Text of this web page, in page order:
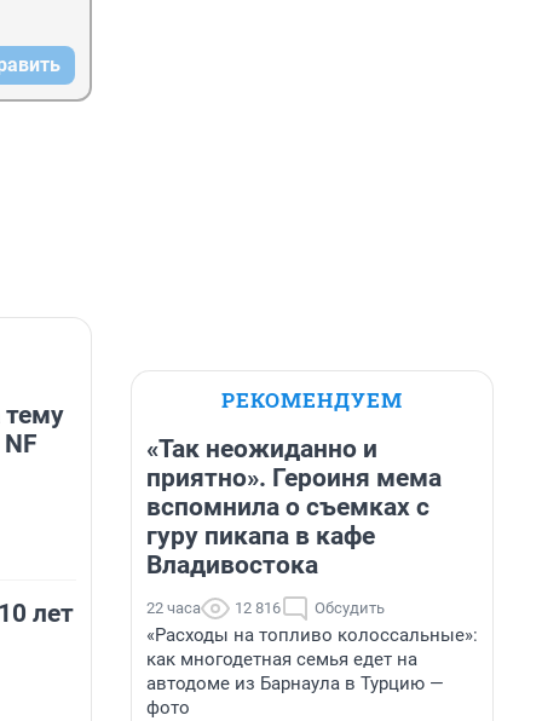
лет
РЕКОМЕНДУЕМ
«Так неожиданно и
приятно». Героиня мема
вспомнила о съемках с
гуру пикапа в кафе
Владивостока
22 часа 12 816 Обсудить
«Расходы на топливо колоссальные»:
как многодетная семья едет на
автодоме из Барнаула в Турцию —
фото